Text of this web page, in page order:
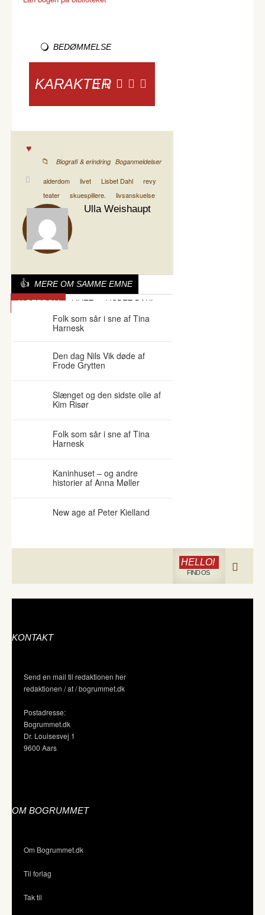
BEDØMMELSE
KARAKTER
Biografi & erindring, Boganmeldelser
alderdom livet Lisbet Dahl
revy
teater
skuespillere. livsanskuelse
Ulla Weishaupt
MERE OM SAMME EMNE
ALDERDOM LIVET LISBET DAHL
Folk som sår i sne af Tina
Harnesk
Den dag Nils Vik døde af
Frode Grytten
Slænget og den sidste olie af
Kim Risør
Folk som sår i sne af Tina
Harnesk
Kaninhuset – og andre
historier af Anna Møller
New age af Peter Kielland
HELLO!
FIND OS
KONTAKT
Send en mail til redaktionen her
redaktionen / at / bogrummet.dk
Postadresse:
Bogrummet.dk
Dr. Louisesvej 1
9600 Aars
OM BOGRUMMET
Om Bogrummet.dk
Til forlag
Tak til